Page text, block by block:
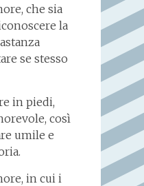
che sia
la
se stesso
in piedi,
così
umile e
in cui i